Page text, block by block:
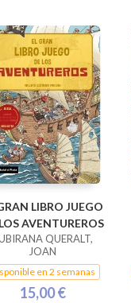
LIBRO JUEGO
AVENTUREROS
QUERALT,
JOAN
en 2 semanas
15,00 €